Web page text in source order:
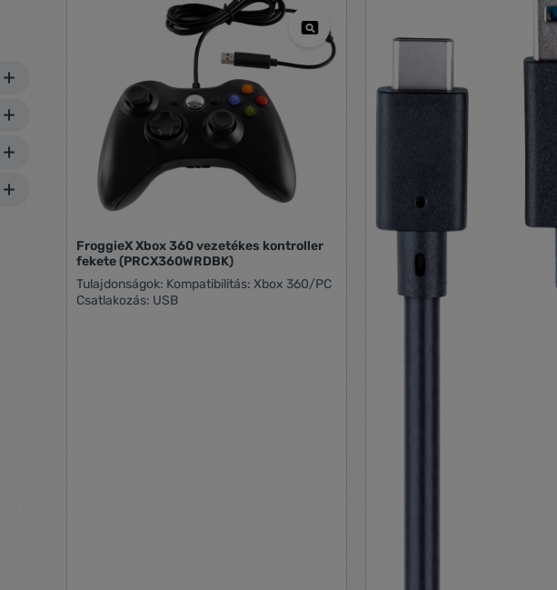
FroggieX Xbox 360 vezetékes kontroller
fekete (PRCX360WRDBK)
Tulajdonságok: Kompatibilitás: Xbox 360/PC
Csatlakozás: USB